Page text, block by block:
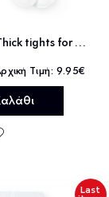
BOBOLI Thick tights for baby girl -BCI - 142029
9.95€
Last